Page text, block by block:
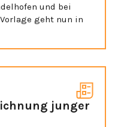
und bei
geht nun in
junger